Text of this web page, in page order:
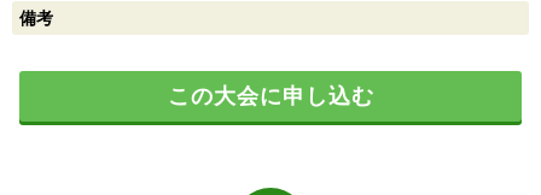
備考
この大会に申し込む